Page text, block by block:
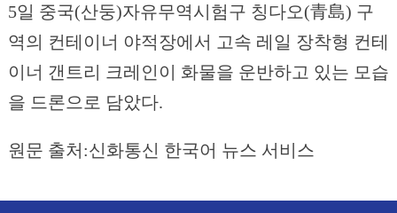
5일 중국(산둥)자유무역시험구 칭다오(青島) 구
역의 컨테이너 야적장에서 고속 레일 장착형 컨테
이너 갠트리 크레인이 화물을 운반하고 있는 모습
을 드론으로 담았다.
원문 출처:신화통신 한국어 뉴스 서비스